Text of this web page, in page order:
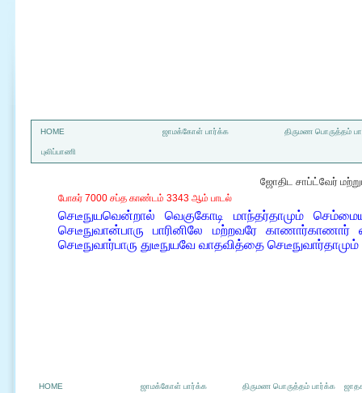
HOME ஜாமக்கோள் பார்க்க திருமண பொருத்தம்
புலிப்பாணி
ஜோதிட சாப்ட்வேர்
போகர் 7000 சப்த காண்டம் 3343 ஆம் பாடல்
செடீநுயவென்றால் வெகுகோடி மாந்தர்தாமும்
செடீநுவான்பாரு பாரினிலே மற்றவரே
செடீநுவார்பாரு துடீநுயவே வாதவித்தை
HOME ஜாமக்கோள் பார்க்க திருமண பொருத்தம் பார்க்க